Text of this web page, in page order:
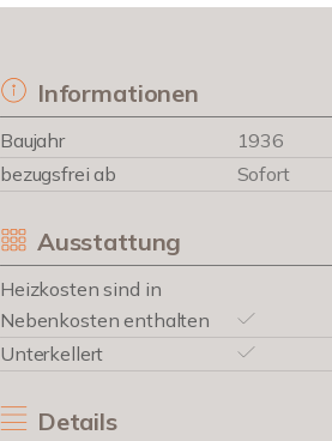
Informationen
Baujahr 1936
bezugsfrei ab
Sofort
Ausstattung
Heizkosten sind in
Nebenkosten enthalten
Unterkellert
Details